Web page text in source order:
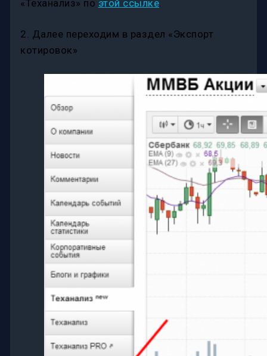
«Теханализ» по этой ссылке
2. Далее переходим в раздел «Экспорт
котировок»